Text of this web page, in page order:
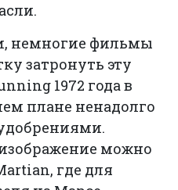
немногие фильмы
затронуть эту
1972 года в
плане ненадолго
можно
где для